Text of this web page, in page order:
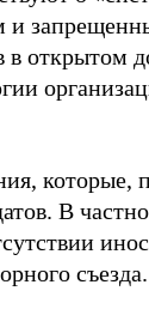
и
в открытом
В
съезда.